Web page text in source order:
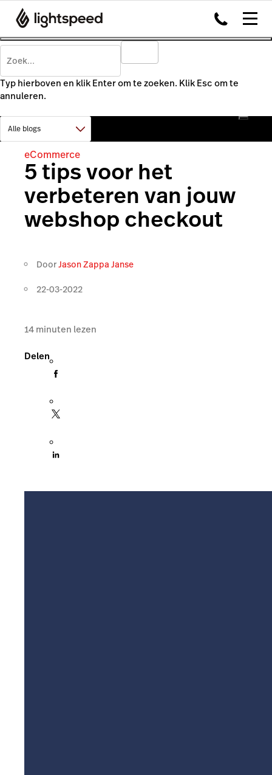
Typ hierboven en klik Enter om te zoeken. Klik Esc om te
annuleren.
eCommerce
5 tips voor het
verbeteren van jouw
webshop checkout
DoorJason Zappa Janse
22-03-2022
14minuten lezen
Delen